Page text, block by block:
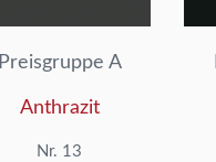
Preisgruppe A
Anthrazit
Nr. 13